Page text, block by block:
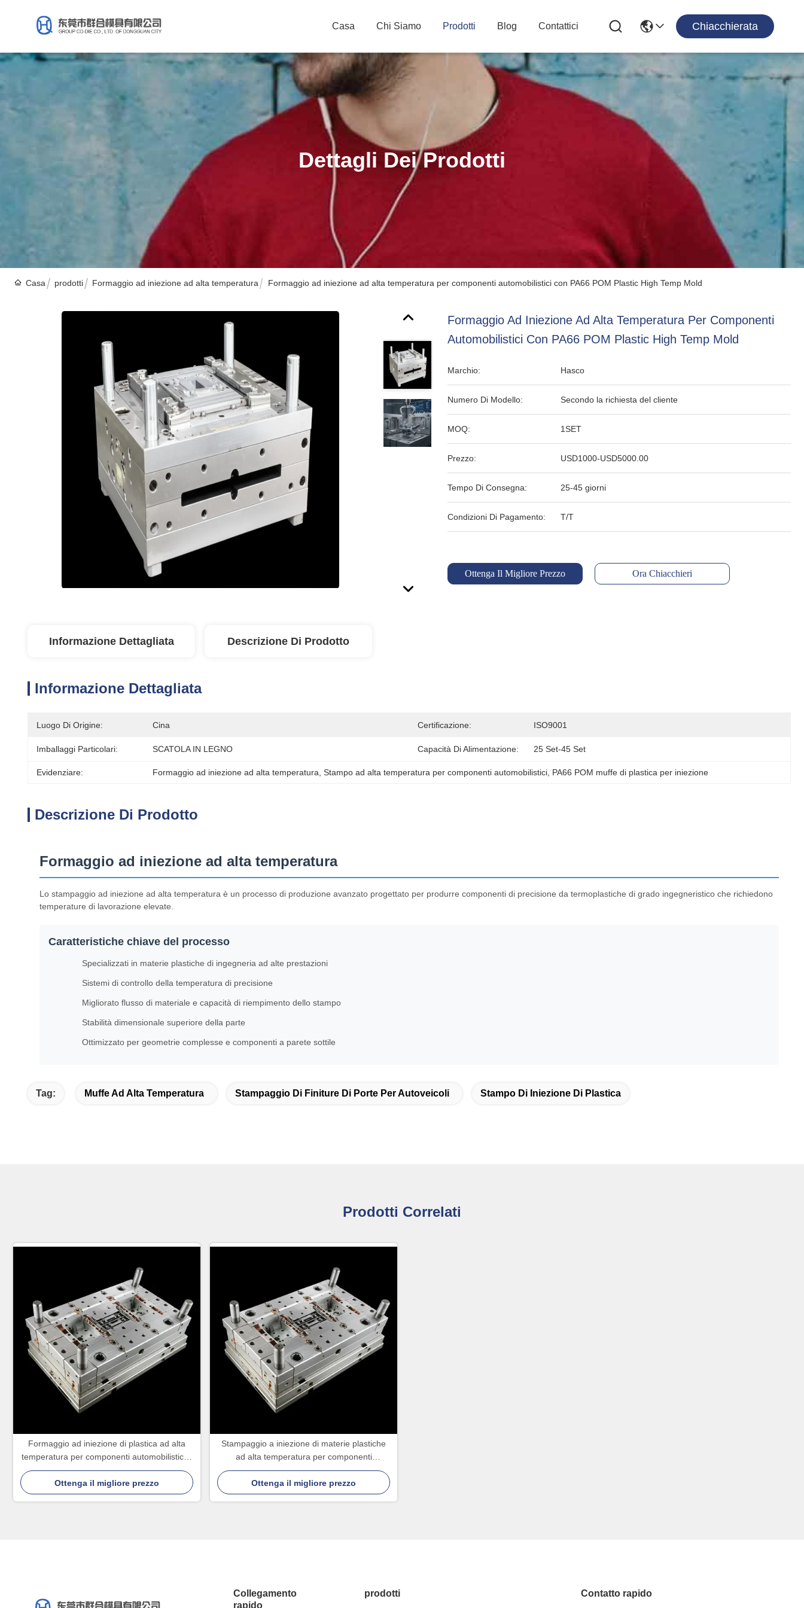
Casa Chi Siamo Prodotti Blog Contattici Chiacchierata
Dettagli Dei Prodotti
Casa prodotti Formaggio ad iniezione ad alta temperatura Formaggio ad iniezione ad alta temperatura per componenti automobilistici con PA66 POM Plastic High Temp Mold
Formaggio Ad Iniezione Ad Alta Temperatura Per Componenti
Automobilistici Con PA66 POM Plastic High Temp Mold
Marchio: Hasco
Numero Di Modello: Secondo la richiesta del cliente
MOQ: 1SET
Prezzo: USD1000-USD5000.00
Tempo Di Consegna: 25-45 giorni
Condizioni Di Pagamento: T/T
Ottenga Il Migliore Prezzo Ora Chiacchieri
Informazione Dettagliata Descrizione Di Prodotto
Informazione Dettagliata
Luogo Di Origine: Cina Certificazione: ISO9001
Imballaggi Particolari: SCATOLA IN LEGNO Capacità Di Alimentazione: 25 Set-45 Set
Evidenziare: Formaggio ad iniezione ad alta temperatura Stampo ad alta temperatura per componenti automobilistici PA66 POM muffe di plastica per iniezione
Descrizione Di Prodotto
Formaggio ad iniezione ad alta temperatura
Lo stampaggio ad iniezione ad alta temperatura è un processo di produzione avanzato progettato per produrre componenti di precisione da termoplastiche di grado ingegneristico che richiedono
temperature di lavorazione elevate.
Caratteristiche chiave del processo
Specializzati in materie plastiche di ingegneria ad alte prestazioni
Sistemi di controllo della temperatura di precisione
Migliorato flusso di materiale e capacità di riempimento dello stampo
Stabilità dimensionale superiore della parte
Ottimizzato per geometrie complesse e componenti a parete sottile
Tag: Muffe Ad Alta Temperatura Stampaggio Di Finiture Di Porte Per Autoveicoli Stampo Di Iniezione Di Plastica
Prodotti Correlati
Formaggio ad iniezione di plastica ad alta
temperatura per componenti automobilistici e
prodotti in plastica a iniezione durevoli
Ottenga il migliore prezzo
Stampaggio a iniezione di materie plastiche
ad alta temperatura per componenti
automobilistici
Ottenga il migliore prezzo
Collegamento
rapido
prodotti Contatto rapido